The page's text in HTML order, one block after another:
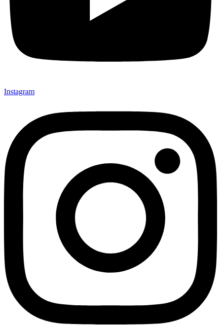
Instagram